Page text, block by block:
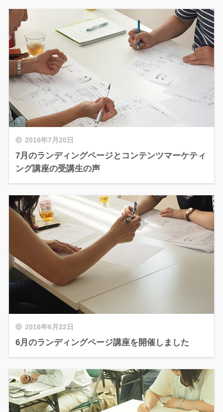
2016年7月20日
7月のランディングページとコンテンツマーケティ
ング講座の受講生の声
2016年6月22日
6月のランディングページ講座を開催しました